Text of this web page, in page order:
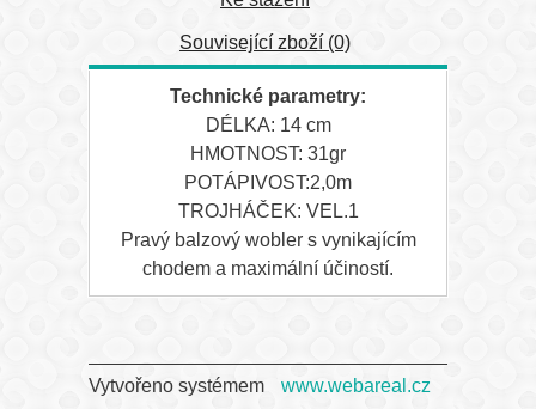
Související zboží (0)
Technické parametry:
DÉLKA: 14 cm
HMOTNOST: 31gr
POTÁPIVOST:2,0m
TROJHÁČEK: VEL.1
Pravý balzový wobler s vynikajícím
chodem a maximální účiností.
Vytvořeno systémem www.webareal.cz